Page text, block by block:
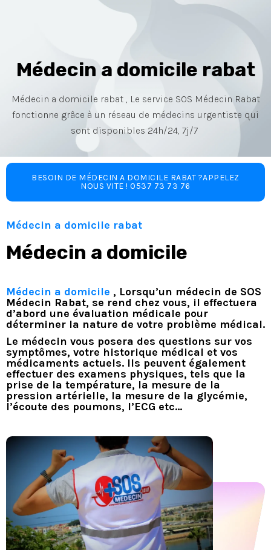
Médecin a domicile rabat
Médecin a domicile rabat , Le service SOS Médecin Rabat
fonctionne grâce à un réseau de médecins urgentiste qui
sont disponibles 24h/24, 7j/7
BESOIN DE MÉDECIN A DOMICILE RABAT ?APPELEZ
NOUS VITE ! 0537 73 73 76
Médecin a domicile rabat
Médecin a domicile
Médecin a domicile , Lorsqu’un médecin de SOS
Médecin Rabat, se rend chez vous, il effectuera
d’abord une évaluation médicale pour
déterminer la nature de votre problème médical.
Le médecin vous posera des questions sur vos
symptômes, votre historique médical et vos
médicaments actuels. Ils peuvent également
effectuer des examens physiques, tels que la
prise de la température, la mesure de la
pression artérielle, la mesure de la glycémie,
l’écoute des poumons, l’ECG etc…